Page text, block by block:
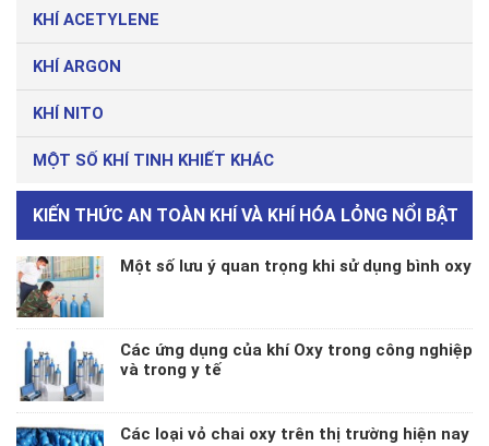
KHÍ ACETYLENE
KHÍ ARGON
KHÍ NITO
MỘT SỐ KHÍ TINH KHIẾT KHÁC
KIẾN THỨC AN TOÀN KHÍ VÀ KHÍ HÓA LỎNG NỔI BẬT
Một số lưu ý quan trọng khi sử dụng bình oxy
Các ứng dụng của khí Oxy trong công nghiệp
và trong y tế
Các loại vỏ chai oxy trên thị trường hiện nay